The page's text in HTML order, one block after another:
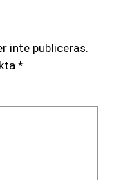
inte publiceras.
*